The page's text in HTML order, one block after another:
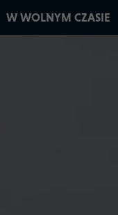
W WOLNYM CZASIE